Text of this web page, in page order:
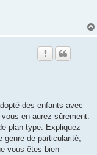
des enfants avec
en aurez sûrement.
plan type. Expliquez
genre de particularité,
vous êtes bien